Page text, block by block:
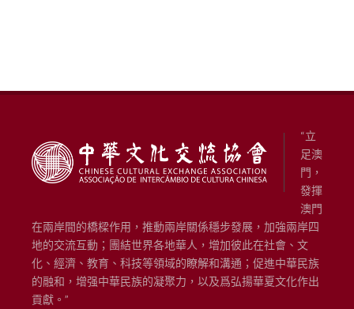
“立
足澳
門，
發揮
澳門
在兩岸間的橋樑作用，推動兩岸關係穩步發展，加強兩岸四
地的交流互動；團結世界各地華人，增加彼此在社會、文
化、經濟、教育、科技等領域的瞭解和溝通；促進中華民族
的融和，增强中華民族的凝聚力，以及爲弘揚華夏文化作出
貢獻。”